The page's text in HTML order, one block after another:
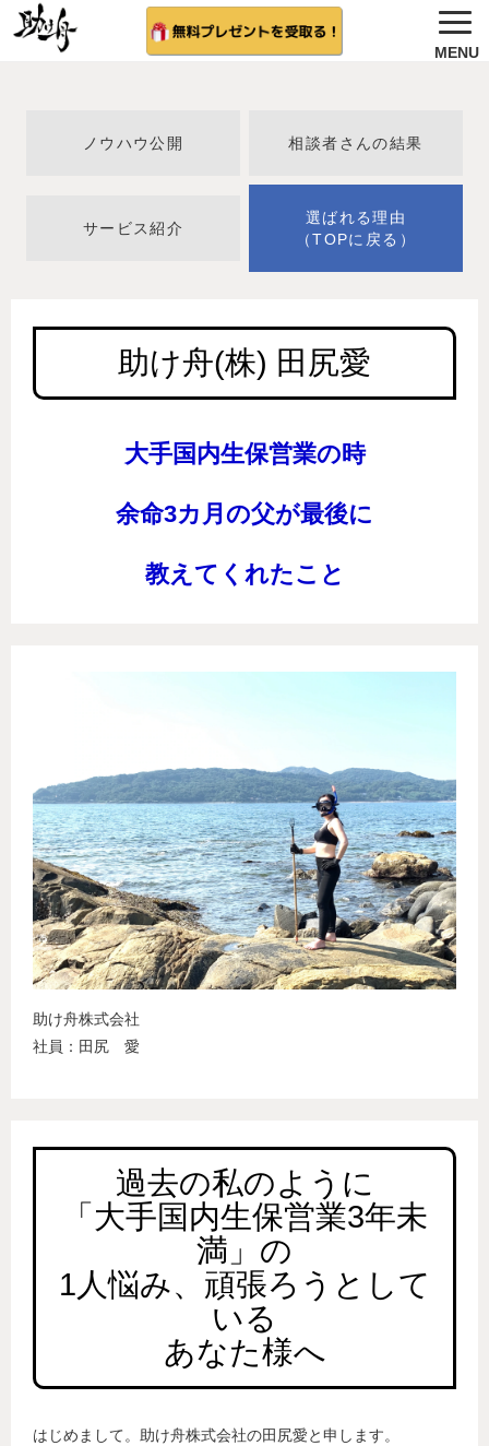
相談者さんの結果
ノウハウ公開 相談者さんの結果
サービス紹介
選ばれる理由
（TOPに戻る）
助け舟(株) 田尻愛
大手国内生保営業の時
余命3カ月の父が最後に
教えてくれたこと
助け舟株式会社
社員：田尻 愛
過去の私のように
「大手国内生保営業3年未
満」の
1人悩み、頑張ろうとして
いる
あなた様へ
はじめまして。助け舟株式会社の田尻愛と申します。